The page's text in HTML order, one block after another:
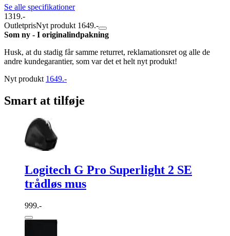
Se alle specifikationer
1319.-
OutletprisNyt produkt 1649.-
Som ny - I originalindpakning
Husk, at du stadig får samme returret, reklamationsret og alle de
andre kundegarantier, som var det et helt nyt produkt!
Nyt produkt 1649.-
Smart at tilføje
Logitech G Pro Superlight 2 SE
trådløs mus
999.-